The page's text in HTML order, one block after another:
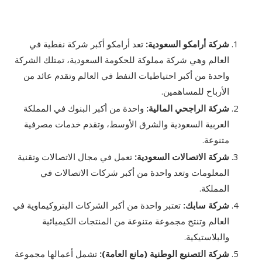
شركة أرامكو السعودية: تعد أرامكو أكبر شركة نفطية في
العالم وهي شركة مملوكة للحكومة السعودية، تمتلك الشركة
واحدة من أكبر احتياطيات النفط في العالم وتقدم عائد من
الأرباح للمساهمين.
شركة الراجحي المالية: واحدة من أكبر البنوك في المملكة
العربية السعودية والشرق الأوسط، وتقدم خدمات مصرفية
متنوعة.
شركة الاتصالات السعودية: تعمل في مجال الاتصالات وتقنية
المعلومات وتعد واحدة من أكبر شركات الاتصالات في
المملكة.
شركة سابك: تعتبر واحدة من أكبر الشركات البتروكيماوية في
العالم وتنتج مجموعة متنوعة من المنتجات الكيميائية
والبلاستيكية.
شركة التصنيع الوطنية (مانع العامة): تشمل أعمالها مجموعة